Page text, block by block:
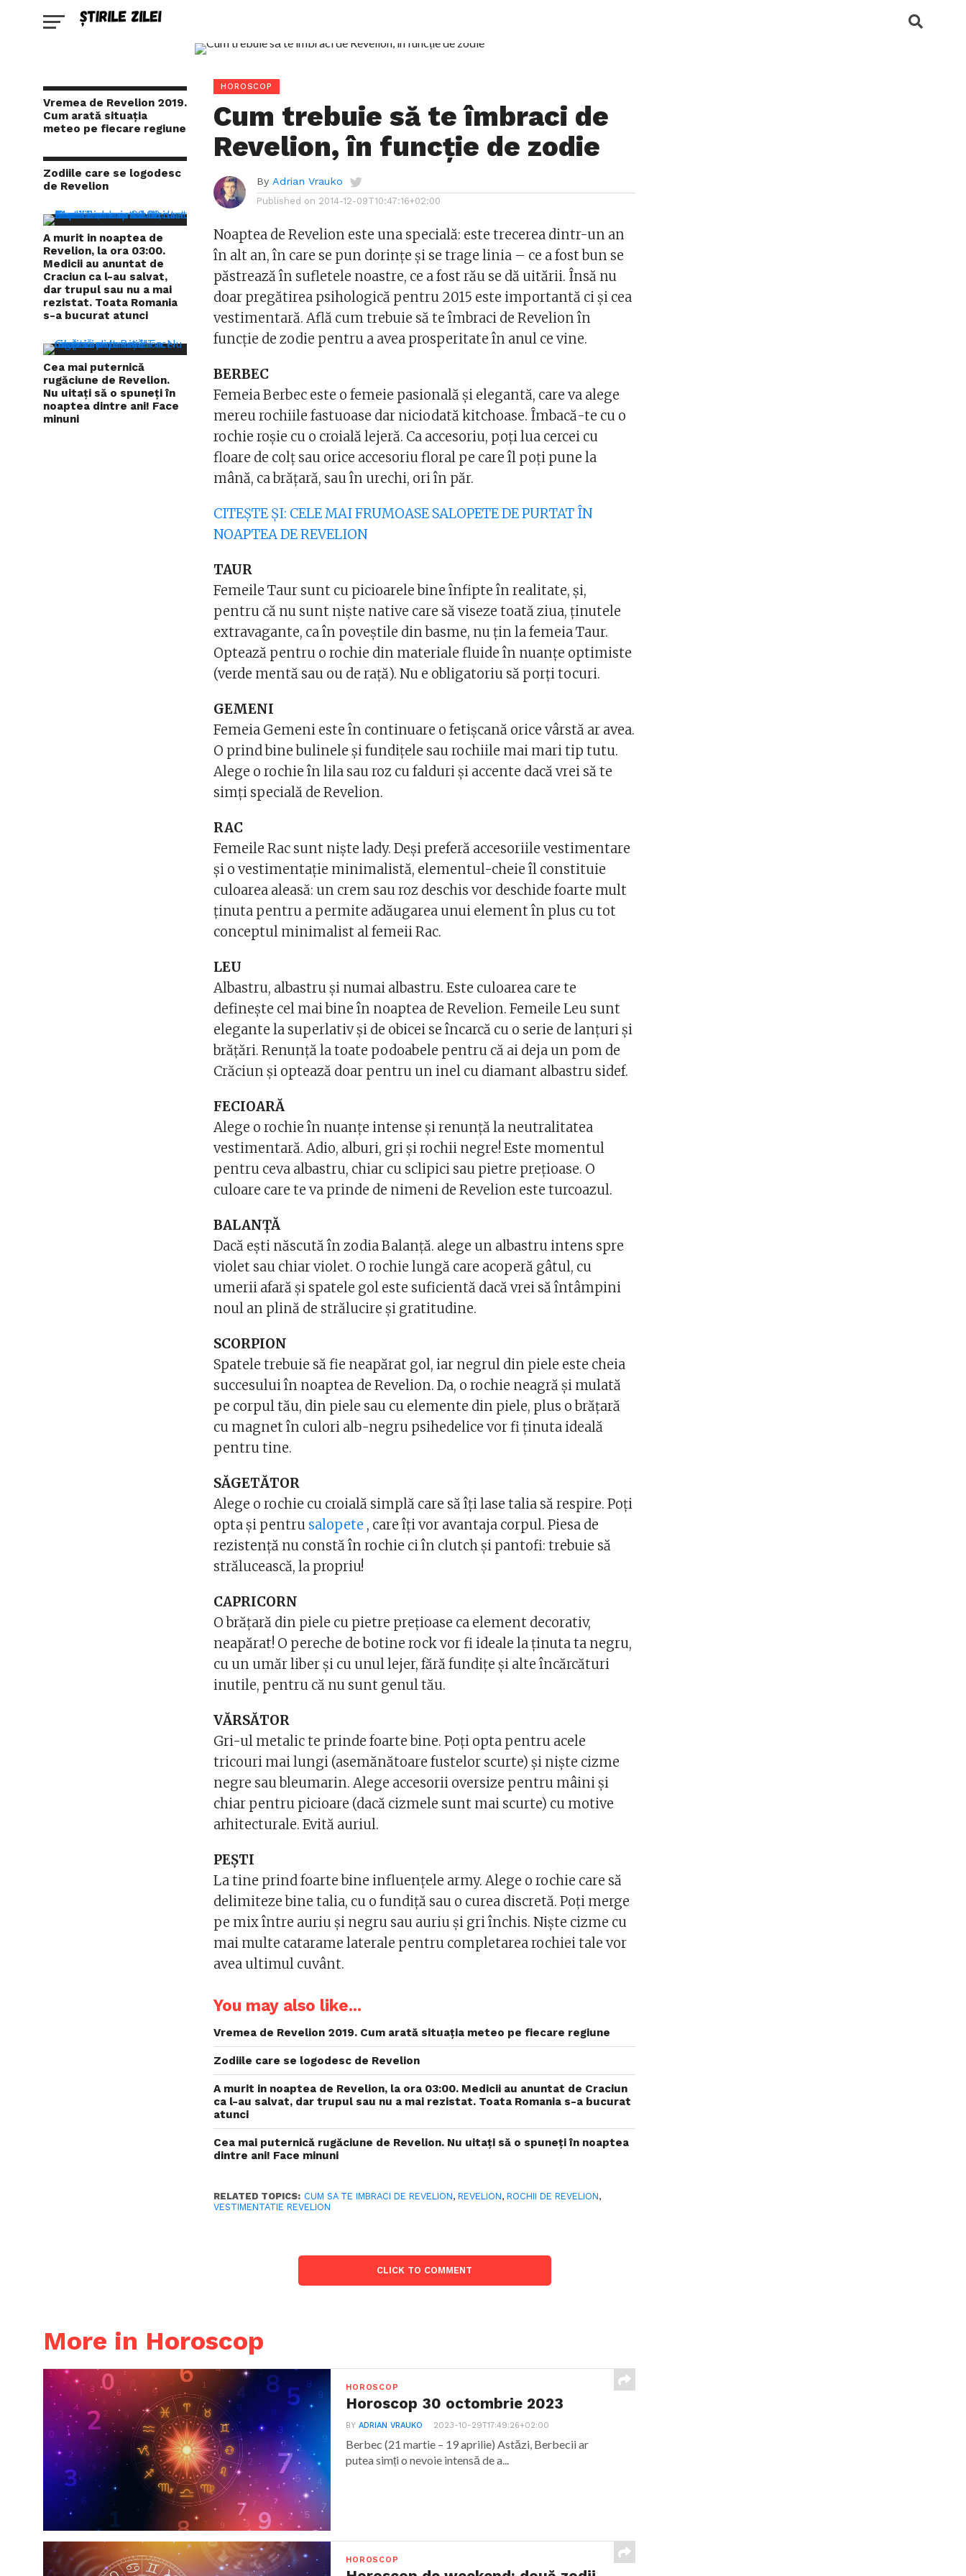
Vremea de Revelion 2019.
Cum arată situația
meteo pe fiecare regiune
Zodiile care se logodesc
de Revelion
A murit in noaptea de
Revelion, la ora 03:00.
Medicii au anuntat de
Craciun ca l-au salvat,
dar trupul sau nu a mai
rezistat. Toata Romania
s-a bucurat atunci
Cea mai puternică
rugăciune de Revelion.
Nu uitați să o spuneți în
noaptea dintre ani! Face
minuni
HOROSCOP
Cum trebuie să te îmbraci de
Revelion, în funcție de zodie
By Adrian Vrauko
Published on 2014-12-09T10:47:16+02:00
Noaptea de Revelion este una specială: este trecerea dintr-un an
în alt an, în care se pun dorințe și se trage linia – ce a fost bun se
păstrează în sufletele noastre, ce a fost rău se dă uitării. Însă nu
doar pregătirea psihologică pentru 2015 este importantă ci și cea
vestimentară. Află cum trebuie să te îmbraci de Revelion în
funcție de zodie pentru a avea prosperitate în anul ce vine.
BERBEC
Femeia Berbec este o femeie pasională și elegantă, care va alege
mereu rochiile fastuoase dar niciodată kitchoase. Îmbacă-te cu o
rochie roșie cu o croială lejeră. Ca accesoriu, poți lua cercei cu
floare de colț sau orice accesoriu floral pe care îl poți pune la
mână, ca brățară, sau în urechi, ori în păr.
CITEȘTE ȘI: CELE MAI FRUMOASE SALOPETE DE PURTAT ÎN
NOAPTEA DE REVELION
TAUR
Femeile Taur sunt cu picioarele bine înfipte în realitate, și,
pentru că nu sunt niște native care să viseze toată ziua, ținutele
extravagante, ca în poveștile din basme, nu țin la femeia Taur.
Optează pentru o rochie din materiale fluide în nuanțe optimiste
(verde mentă sau ou de rață). Nu e obligatoriu să porți tocuri.
GEMENI
Femeia Gemeni este în continuare o fetișcană orice vârstă ar avea.
O prind bine bulinele și fundițele sau rochiile mai mari tip tutu.
Alege o rochie în lila sau roz cu falduri și accente dacă vrei să te
simți specială de Revelion.
RAC
Femeile Rac sunt niște lady. Deși preferă accesoriile vestimentare
și o vestimentație minimalistă, elementul-cheie îl constituie
culoarea aleasă: un crem sau roz deschis vor deschide foarte mult
ținuta pentru a permite adăugarea unui element în plus cu tot
conceptul minimalist al femeii Rac.
LEU
Albastru, albastru și numai albastru. Este culoarea care te
definește cel mai bine în noaptea de Revelion. Femeile Leu sunt
elegante la superlativ și de obicei se încarcă cu o serie de lanțuri și
brățări. Renunță la toate podoabele pentru că ai deja un pom de
Crăciun și optează doar pentru un inel cu diamant albastru sidef.
FECIOARĂ
Alege o rochie în nuanțe intense și renunță la neutralitatea
vestimentară. Adio, alburi, gri și rochii negre! Este momentul
pentru ceva albastru, chiar cu sclipici sau pietre prețioase. O
culoare care te va prinde de nimeni de Revelion este turcoazul.
BALANȚĂ
Dacă ești născută în zodia Balanță. alege un albastru intens spre
violet sau chiar violet. O rochie lungă care acoperă gâtul, cu
umerii afară și spatele gol este suficientă dacă vrei să întâmpini
noul an plină de strălucire și gratitudine.
SCORPION
Spatele trebuie să fie neapărat gol, iar negrul din piele este cheia
succesului în noaptea de Revelion. Da, o rochie neagră și mulată
pe corpul tău, din piele sau cu elemente din piele, plus o brățară
cu magnet în culori alb-negru psihedelice vor fi ținuta ideală
pentru tine.
SĂGETĂTOR
Alege o rochie cu croială simplă care să îți lase talia să respire. Poți
opta și pentru salopete , care îți vor avantaja corpul. Piesa de
rezistență nu constă în rochie ci în clutch și pantofi: trebuie să
strălucească, la propriu!
CAPRICORN
O brățară din piele cu pietre prețioase ca element decorativ,
neapărat! O pereche de botine rock vor fi ideale la ținuta ta negru,
cu un umăr liber și cu unul lejer, fără fundițe și alte încărcături
inutile, pentru că nu sunt genul tău.
VĂRSĂTOR
Gri-ul metalic te prinde foarte bine. Poți opta pentru acele
tricouri mai lungi (asemănătoare fustelor scurte) și niște cizme
negre sau bleumarin. Alege accesorii oversize pentru mâini și
chiar pentru picioare (dacă cizmele sunt mai scurte) cu motive
arhitecturale. Evită auriul.
PEȘTI
La tine prind foarte bine influențele army. Alege o rochie care să
delimiteze bine talia, cu o fundiță sau o curea discretă. Poți merge
pe mix între auriu și negru sau auriu și gri închis. Niște cizme cu
mai multe catarame laterale pentru completarea rochiei tale vor
avea ultimul cuvânt.
You may also like...
Vremea de Revelion 2019. Cum arată situația meteo pe fiecare regiune
Zodiile care se logodesc de Revelion
A murit in noaptea de Revelion, la ora 03:00. Medicii au anuntat de Craciun
ca l-au salvat, dar trupul sau nu a mai rezistat. Toata Romania s-a bucurat
atunci
Cea mai puternică rugăciune de Revelion. Nu uitați să o spuneți în noaptea
dintre ani! Face minuni
RELATED TOPICS: CUM SA TE IMBRACI DE REVELION,REVELION,ROCHII DE REVELION,
VESTIMENTATIE REVELION
CLICK TO COMMENT
More in Horoscop
HOROSCOP
Horoscop 30 octombrie 2023
BYADRIAN VRAUKO 2023-10-29T17:49:26+02:00
Berbec (21 martie – 19 aprilie) Astăzi, Berbecii ar
putea simți o nevoie intensă de a...
HOROSCOP